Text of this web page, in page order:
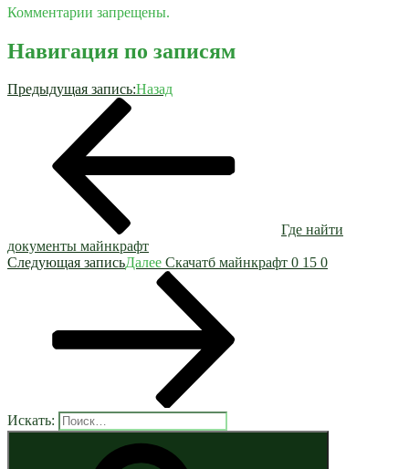
Комментарии запрещены.
Навигация по записям
Предыдущая запись:Назад
Где найти
документы майнкрафт
Следующая записьДалее Скачатб майнкрафт 0 15 0
Искать: